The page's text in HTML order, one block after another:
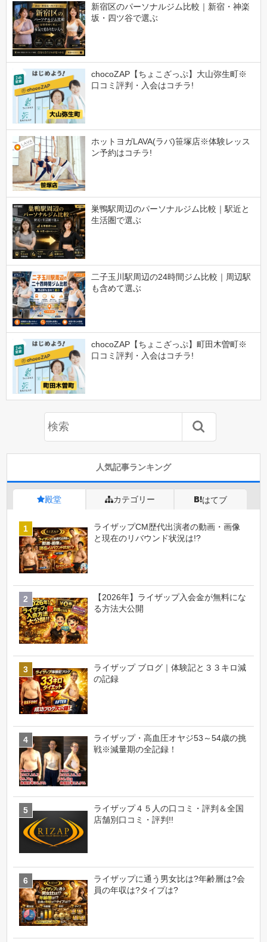
新宿区のパーソナルジム比較｜新宿・神楽
坂・四ツ谷で選ぶ
chocoZAP【ちょこざっぷ】大山弥生町※
口コミ評判・入会はコチラ!
ホットヨガLAVA(ラバ)笹塚店※体験レッス
ン予約はコチラ!
巣鴨駅周辺のパーソナルジム比較｜駅近と
生活圏で選ぶ
二子玉川駅周辺の24時間ジム比較｜周辺駅
も含めて選ぶ
chocoZAP【ちょこざっぷ】町田木曽町※
口コミ評判・入会はコチラ!
人気記事ランキング
殿堂 カテゴリー はてブ
ライザップCM歴代出演者の動画・画像
と現在のリバウンド状況は!?
【2026年】ライザップ入会金が無料にな
る方法大公開
ライザップ ブログ｜体験記と３３キロ減
の記録
ライザップ・高血圧オヤジ53～54歳の挑
戦※減量期の全記録！
ライザップ４５人の口コミ・評判＆全国
店舗別口コミ・評判!!
ライザップに通う男女比は?年齢層は?会
員の年収は?タイプは?